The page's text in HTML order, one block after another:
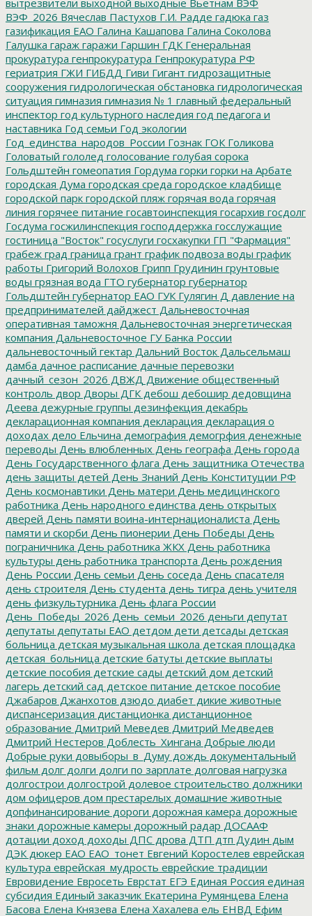
ВЭФ_2026 Вячеслав Пастухов Г.И. Радде гадюка газ
газификация ЕАО Галина Кашапова Галина Соколова
Галушка гараж гаражи Гаршин ГДК Генеральная
прокуратура генпрокуратура Генпрокуратура РФ
гериатрия ГЖИ ГИБДД Гиви Гигант гидрозащитные
сооружения гидрологическая обстановка гидрологическая
ситуация гимназия гимназия № 1 главный федеральный
инспектор год культурного наследия год педагога и
наставника Год семьи Год экологии
Год_единства_народов_России Гознак ГОК Голикова
Головатый гололед голосование голубая сорока
Гольдштейн гомеопатия Гордума горки горки на Арбате
городская Дума городская среда городское кладбище
городской парк городской пляж горячая вода горячая
линия горячее питание госавтоинспекция госархив госдолг
Госдума госжилинспекция господдержка госслужащие
гостиница "Восток" госуслуги госхакупки ГП "Фармация"
грабеж град граница грант график подвоза воды график
работы Григорий Волохов Грипп Грудинин грунтовые
воды грязная вода ГТО губернатор губернатор
Гольдштейн губернатор ЕАО ГУК Гулягин Д давление на
предпринимателей дайджест Дальневосточная
оперативная таможня Дальневосточная энергетическая
компания Дальневосточное ГУ Банка России
дальневосточный гектар Дальний Восток Дальсельмаш
дамба дачное расписание дачные перевозки
дачный_сезон_2026 ДВЖД Движение общественный
контроль двор Дворы ДГК дебош дебошир дедовщина
Деева дежурные группы дезинфекция декабрь
декларационная компания декларация декларация о
доходах дело Ельчина демография демогрфия денежные
переводы День влюбленных День географа День города
День Государственного флага День защитника Отечества
день защиты детей День Знаний День Конституции РФ
День космонавтики День матери День медицинского
работника День народного единства день открытых
дверей День памяти воина-интернационалиста День
памяти и скорби День пионерии День Победы День
пограничника День работника ЖКХ День работника
культуры день работника транспорта День рождения
День России День семьи День соседа День спасателя
день строителя День студента день тигра день учителя
день физкультурника День флага России
День_Победы_2026 День_семьи_2026 деньги депутат
депутаты депутаты ЕАО детдом дети детсады детская
больница детская музыкальная школа детская площадка
детская_больница детские батуты детские выплаты
детские пособия детские сады детский дом детский
лагерь детский сад детское питание детское пособие
Джабаров Джанхотов дзюдо диабет дикие животные
диспансеризация дистанционка дистанционное
образование Дмитрий Меведев Дмитрий Медведев
Дмитрий Нестеров Доблесть_Хингана Добрые люди
Добрые руки довыборы_в_Думу дождь документальный
фильм долг долги долги по зарплате долговая нагрузка
долгострои долгострой долевое строительство должники
дом офицеров дом престарелых домашние животные
допфинансирование дороги дорожная камера дорожные
знаки дорожные камеры дорожный радар ДОСААФ
дотации доход доходы ДПС дрова ДТП дтп Дудин дым
ДЭК дюкер ЕАО ЕАО_тонет Евгений Коростелев еврейская
культура еврейская_мудрость еврейские традиции
Евровидение Евросеть Еврстат ЕГЭ Единая Россия единая
субсидия Единый заказчик Екатерина Румянцева Елена
Басова Елена Князева Елена Хахалева ель ЕНВД Ефим